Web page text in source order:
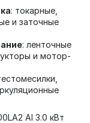
: токарные,
и заточные
: ленточные
и мотор-
Al 3.0 кВт